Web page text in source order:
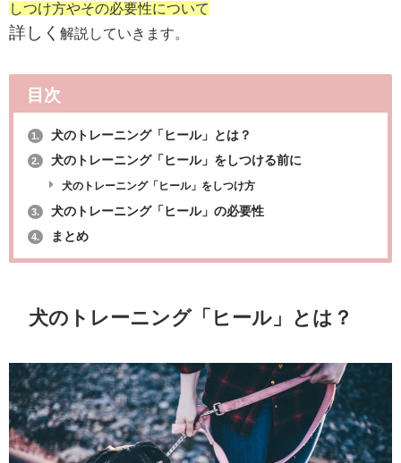
しつけ方やその必要性について
詳しく 解説していきます。
目次
1. 犬のトレーニング「ヒール」とは？
2. 犬のトレーニング「ヒール」をしつける前に
犬のトレーニング「ヒール」をしつけ方
3. 犬のトレーニング「ヒール」の必要性
4. まとめ
犬のトレーニング「ヒール」とは？